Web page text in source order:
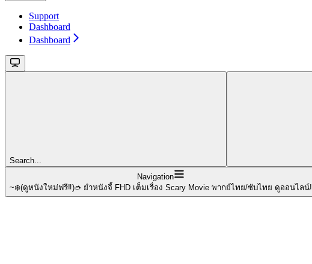
Support
Dashboard
Dashboard
Search...
Navigation
~❄️(ดูหนังใหม่ฟรี‼️)➮ ยำหนังจี้ FHD เต็มเรื่อง Scary Movie พากย์ไทย/ซับไทย ดูออนไลน์!